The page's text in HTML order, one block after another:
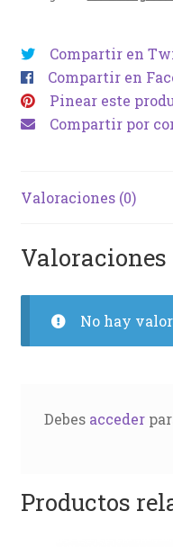
Compartir en
Compartir en
Pinear este
Compartir por
Valoraciones (0)
Valoraciones
No hay
Debes acceder
Productos